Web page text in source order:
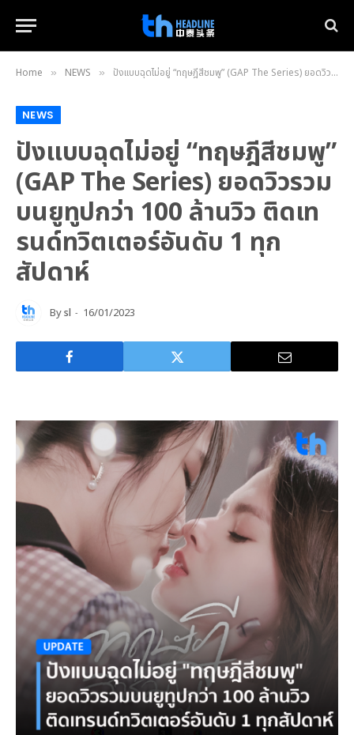
Home » NEWS » ปังแบบฉุดไม่อยู่ “ทฤษฎีสีชมพู” (GAP The Series) ยอดวิวรวมบนยูทูปกว่า 100 ล้านวิว ติดเทรนด์ทวิตเตอร์อันดับ 1 ทุกสัปดาห์
NEWS
ปังแบบฉุดไม่อยู่ “ทฤษฎีสีชมพู”
(GAP The Series) ยอดวิวรวม
บนยูทูปกว่า 100 ล้านวิว ติดเท
รนด์ทวิตเตอร์อันดับ 1 ทุก
สัปดาห์
Bysl 16/01/2023